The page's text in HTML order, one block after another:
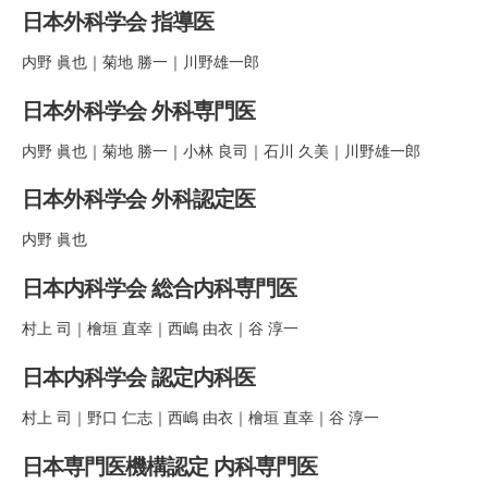
日本外科学会 指導医
内野 眞也｜菊地 勝一｜川野雄一郎
日本外科学会 外科専門医
内野 眞也｜菊地 勝一｜小林 良司｜石川 久美｜川野雄一郎
日本外科学会 外科認定医
内野 眞也
日本内科学会 総合内科専門医
村上 司｜檜垣 直幸｜西嶋 由衣｜谷 淳一
日本内科学会 認定内科医
村上 司｜野口 仁志｜西嶋 由衣｜檜垣 直幸｜谷 淳一
日本専門医機構認定 内科専門医